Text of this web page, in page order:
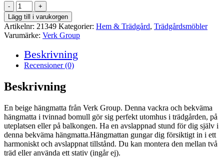
Hängmatta
i
Bomull
-
Beige
mängd
Lägg till i varukorgen
Artikelnr: 21349 Kategorier: Hem & Trädgård, Trädgårdsmöbler
Varumärke: Verk Group
Beskrivning
Recensioner (0)
Beskrivning
En beige hängmatta från Verk Group. Denna vackra och bekväma
hängmatta i tvinnad bomull gör sig perfekt utomhus i trädgården, på
uteplatsen eller på balkongen. Ha en avslappnad stund för dig själv i
denna bekväma hängmatta.Hängmattan gungar dig försiktigt in i ett
harmoniskt och avslappnat tillstånd. Du kan montera den mellan två
träd eller använda ett stativ (ingår ej).